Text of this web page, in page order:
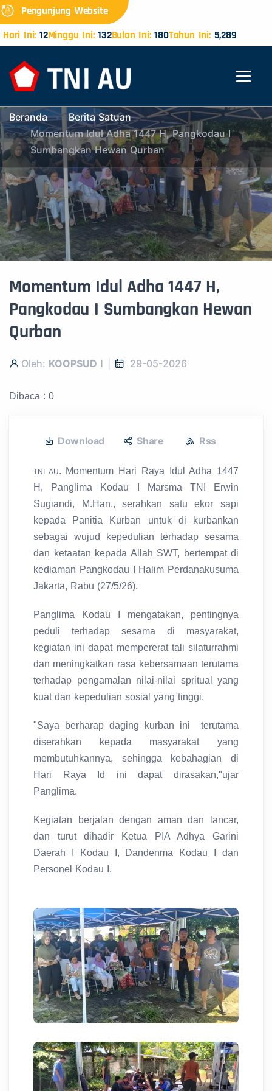
Pengunjung Website
Hari Ini: 12Minggu Ini:132Bulan Ini:180Tahun Ini:5,289
Beranda
Berita Satuan
Momentum Idul Adha 1447 H, Pangkodau I
Sumbangkan Hewan Qurban
Momentum Idul Adha 1447 H,
Pangkodau I Sumbangkan Hewan
Qurban
Oleh: KOOPSUD I 29-05-2026
Dibaca : 0
Download Share Rss
TNI AU. Momentum Hari Raya Idul Adha 1447
H, Panglima Kodau I Marsma TNI Erwin
Sugiandi, M.Han., serahkan satu ekor sapi
kepada Panitia Kurban untuk di kurbankan
sebagai wujud kepedulian terhadap sesama
dan ketaatan kepada Allah SWT, bertempat di
kediaman Pangkodau I Halim Perdanakusuma
Jakarta, Rabu (27/5/26).
Panglima Kodau I mengatakan, pentingnya
peduli terhadap sesama di masyarakat,
kegiatan ini dapat mempererat tali silaturrahmi
dan meningkatkan rasa kebersamaan terutama
terhadap pengamalan nilai-nilai spritual yang
kuat dan kepedulian sosial yang tinggi.
"Saya berharap daging kurban ini terutama
diserahkan kepada masyarakat yang
membutuhkannya, sehingga kebahagian di
Hari Raya Id ini dapat dirasakan,"ujar
Panglima.
Kegiatan berjalan dengan aman dan lancar,
dan turut dihadir Ketua PIA Adhya Garini
Daerah I Kodau I, Dandenma Kodau I dan
Personel Kodau I.